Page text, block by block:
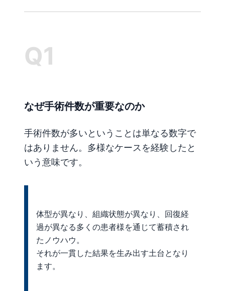
Q1
なぜ手術件数が重要なのか
手術件数が多いということは単なる数字で
はありません。多様なケースを経験したと
いう意味です。
体型が異なり、組織状態が異なり、回復経
過が異なる多くの患者様を通じて蓄積され
たノウハウ。
それが一貫した結果を生み出す土台となり
ます。